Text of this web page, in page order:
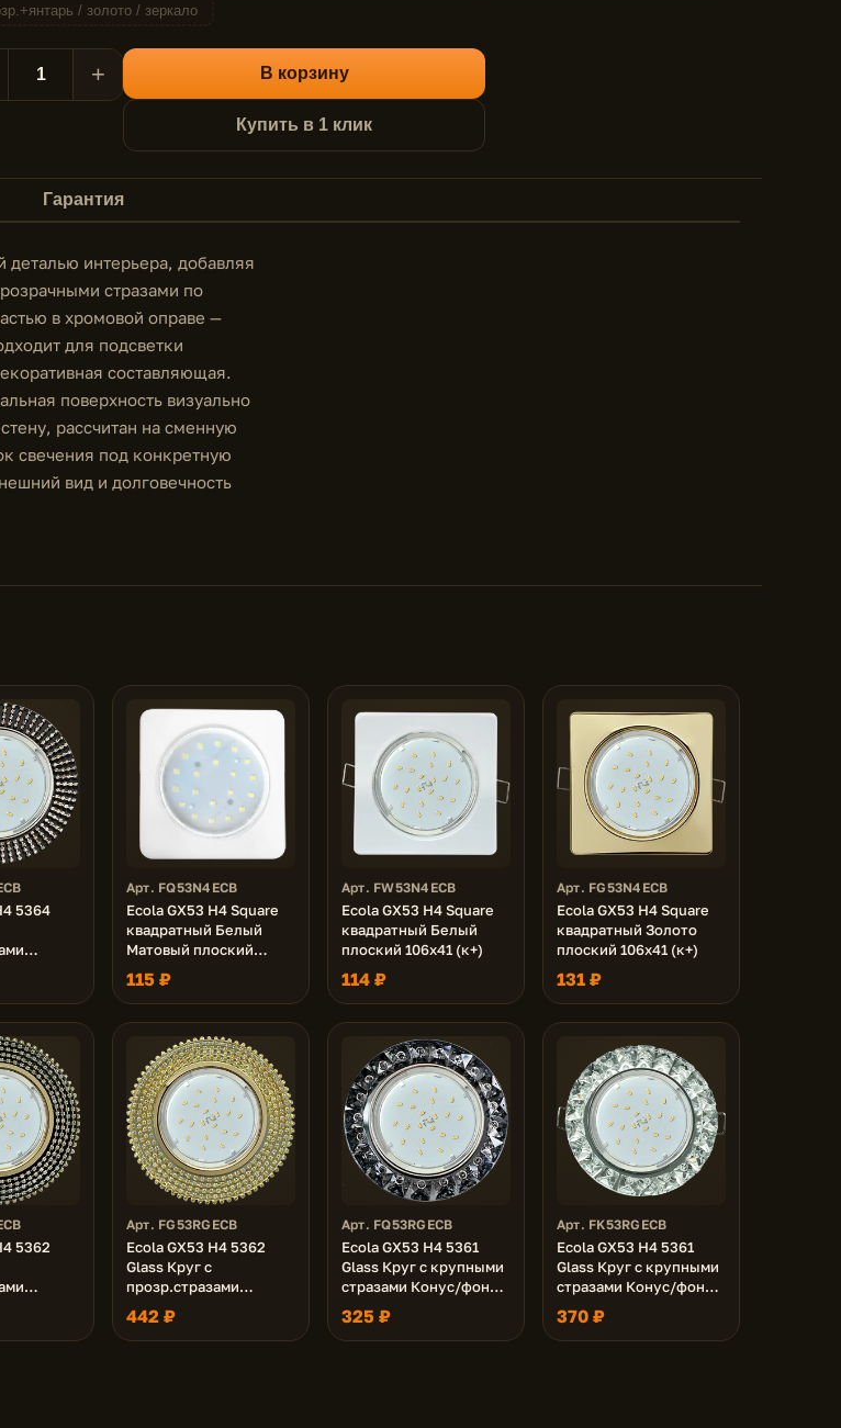
/ золото / зеркало
+ В корзину
Купить в 1 клик
Гарантия
деталью интерьера, добавляя
стразами по
в хромовой оправе —
для подсветки
составляющая.
поверхность визуально
рассчитан на сменную
свечения под конкретную
вид и долговечность
5364
фон
хром
Арт. FQ53N4ECB
Ecola GX53 H4 Square
квадратный Белый
Матовый плоский
106x41 (к+)
115 ₽
Арт. FW53N4ECB
Ecola GX53 H4 Square
квадратный Белый
плоский 106x41 (к+)
114 ₽
Арт. FG53N4ECB
Ecola GX53 H4 Square
квадратный Золото
плоский 106x41 (к+)
131 ₽
5362
фон
(к+)
Арт. FG53RGECB
Ecola GX53 H4 5362
Glass Круг с
прозр.стразами
(оправа золото)/фон
зерк./центр.часть
золото 40x120 (к+)
442 ₽
Арт. FQ53RGECB
Ecola GX53 H4 5361
Glass Круг с крупными
стразами Конус/фон
черн./центр.часть хром
52x120 (к+)
325 ₽
Арт. FK53RGECB
Ecola GX53 H4 5361
Glass Круг с крупными
стразами Конус/фон
зерк./центр.часть хром
52x120 (к+)
370 ₽